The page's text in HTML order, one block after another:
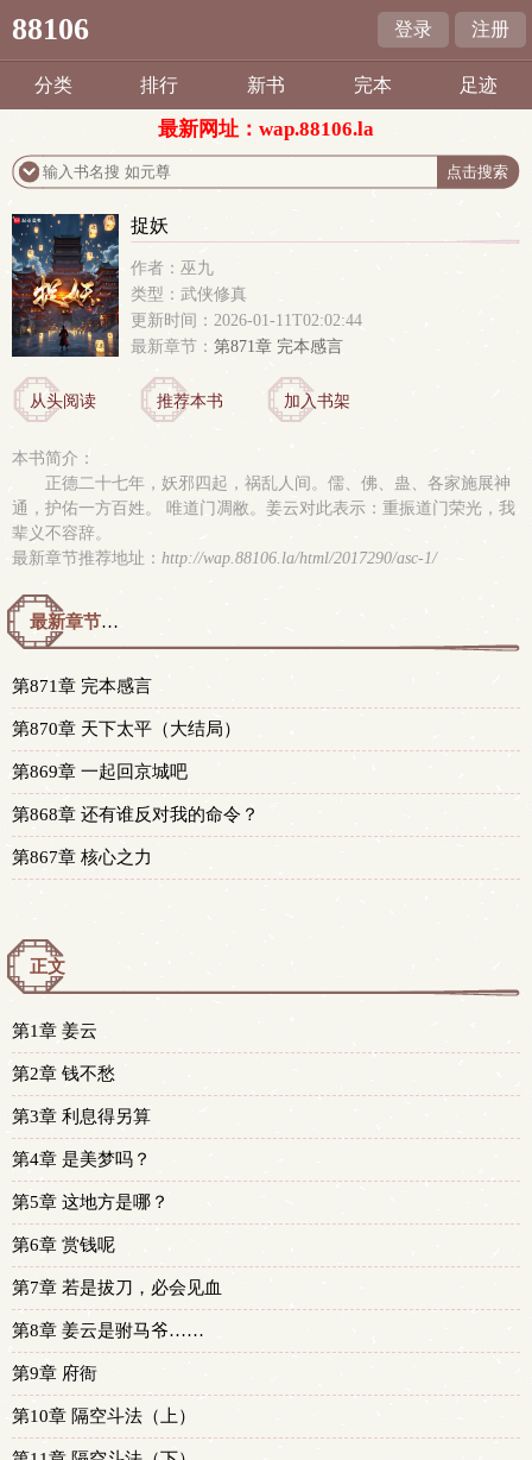
88106 登录 注册
分类 排行 新书 完本 足迹
最新网址：wap.88106.la
捉妖
作者：巫九
类型：武侠修真
更新时间：2026-01-11T02:02:44
最新章节： 第871章 完本感言
从头阅读 推荐本书 加入书架
本书简介：
正德二十七年，妖邪四起，祸乱人间。儒、佛、蛊、各家施展神
通，护佑一方百姓。 唯道门凋敝。姜云对此表示：重振道门荣光，我
辈义不容辞。
最新章节推荐地址： http://wap.88106.la/html/2017290/asc-1/
最新章节预览 更新时间：2026-01-11T02:02:44
第871章 完本感言
第870章 天下太平（大结局）
第869章 一起回京城吧
第868章 还有谁反对我的命令？
第867章 核心之力
正文
第1章 姜云
第2章 钱不愁
第3章 利息得另算
第4章 是美梦吗？
第5章 这地方是哪？
第6章 赏钱呢
第7章 若是拔刀，必会见血
第8章 姜云是驸马爷……
第9章 府衙
第10章 隔空斗法（上）